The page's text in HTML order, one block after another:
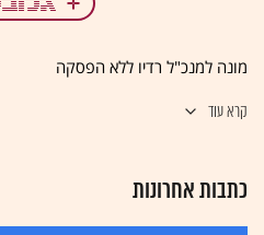
מונה למנכ"ל רדיו ללא הפסקה
קרא עוד
כתבות אחרונות